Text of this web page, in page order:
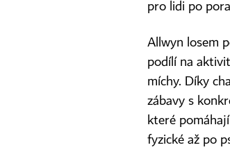
pro lidi po
Allwyn losem
podílí na
míchy. Díky
zábavy s
které
fyzické až po